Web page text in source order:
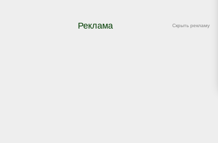
Скрыть рекламу
Реклама